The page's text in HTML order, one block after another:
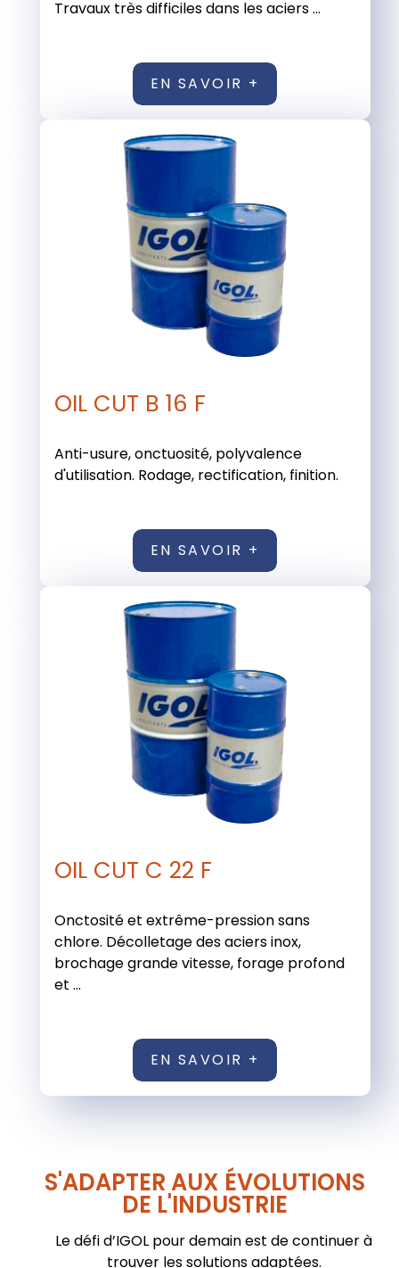
Travaux très difficiles dans les aciers ...
EN SAVOIR +
OIL CUT B 16 F
Anti-usure, onctuosité, polyvalence
d'utilisation. Rodage, rectification, finition.
EN SAVOIR +
OIL CUT C 22 F
Onctosité et extrême-pression sans
chlore. Décolletage des aciers inox,
brochage grande vitesse, forage profond
et ...
EN SAVOIR +
S'ADAPTER AUX ÉVOLUTIONS
DE L'INDUSTRIE
Le défi d’IGOL pour demain est de continuer à
trouver les solutions adaptées.